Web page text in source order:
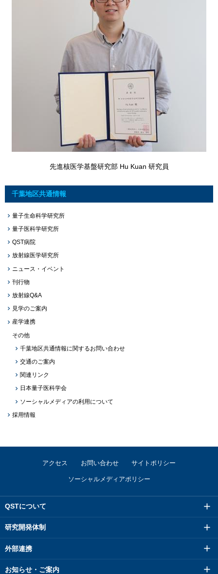
先進核医学基盤研究部 Hu Kuan 研究員
千葉地区共通情報
量子生命科学研究所
量子医科学研究所
QST病院
放射線医学研究所
ニュース・イベント
刊行物
放射線Q&A
見学のご案内
産学連携
その他
千葉地区共通情報に関するお問い合わせ
交通のご案内
関連リンク
日本量子医科学会
ソーシャルメディアの利用について
採用情報
アクセス お問い合わせ サイトポリシー
ソーシャルメディアポリシー
QSTについて
研究開発体制
外部連携
お知らせ・ご案内